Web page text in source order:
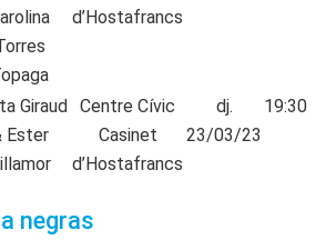
d’Hostafrancs
Giraud
Ester
Centre Cívic
Casinet
d’Hostafrancs
dj.
23/03/23
19:30
negras